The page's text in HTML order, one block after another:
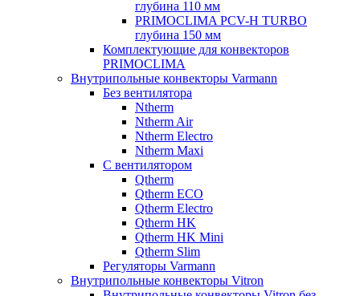
глубина 110 мм
PRIMOCLIMA PCV-H TURBO
глубина 150 мм
Комплектующие для конвекторов
PRIMOCLIMA
Внутрипольные конвекторы Varmann
Без вентилятора
Ntherm
Ntherm Air
Ntherm Electro
Ntherm Maxi
С вентилятором
Qtherm
Qtherm ECO
Qtherm Electro
Qtherm HK
Qtherm HK Mini
Qtherm Slim
Регуляторы Varmann
Внутрипольные конвекторы Vitron